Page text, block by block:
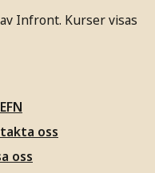
Infront. Kurser visas
oss
oss